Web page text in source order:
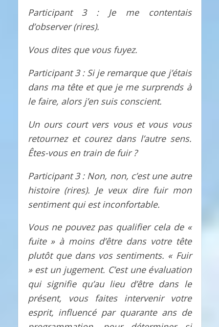
Participant 3 : Je me contentais
d’observer (rires).
Vous dites que vous fuyez.
Participant 3 : Si je remarque que j’étais
dans ma tête et que je me surprends à
le faire, alors j’en suis conscient.
Un ours court vers vous et vous vous
retournez et courez dans l’autre sens.
Êtes-vous en train de fuir ?
Participant 3 : Non, non, c’est une autre
histoire (rires). Je veux dire fuir mon
sentiment qui est inconfortable.
Vous ne pouvez pas qualifier cela de «
fuite » à moins d’être dans votre tête
plutôt que dans vos sentiments. « Fuir
» est un jugement. C’est une évaluation
qui signifie qu’au lieu d’être dans le
présent, vous faites intervenir votre
esprit, influencé par quarante ans de